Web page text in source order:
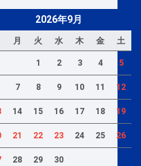
2026年9月
月 火 水 木 金 土
1 2 3 4 5
7 8 9 10 11 12
14 15 16 17 18 19
21 22 23 24 25 26
28 29 30